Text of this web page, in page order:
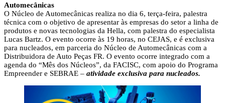
Automecânicas
O Núcleo de Automecânicas realiza no dia 6, terça-feira, palestra
técnica com o objetivo de apresentar às empresas do setor a linha de
produtos e novas tecnologias da Hella, com palestra do especialista
Lucas Bartz. O evento ocorre às 19 horas, no CEJAS, e é exclusiva
para nucleados, em parceria do Núcleo de Automecânicas com a
Distribuidora de Auto Peças FR. O evento ocorre integrado com a
agenda do “Mês dos Núcleos”, da FACISC, com apoio do Programa
Empreender e SEBRAE – atividade exclusiva para nucleados.